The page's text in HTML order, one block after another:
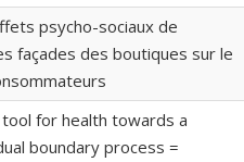
psycho-sociaux de
façades des boutiques sur le
for health towards a
boundary process =